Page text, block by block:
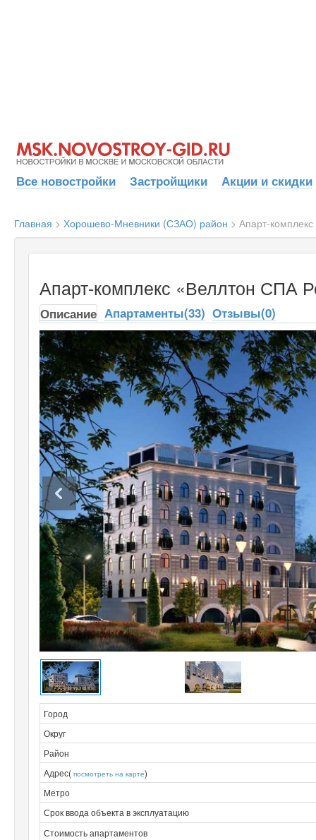
Все новостройки Застройщики Акции и скидки
Главная > Хорошево-Мневники (СЗАО) район > Апарт-
Апарт-комплекс «Веллтон СПА
Описание Апартаменты(33) Отзывы(0)
Город
Округ
Район
Адрес( посмотреть на карте)
Метро
Срок ввода объекта в эксплуатацию
Стоимость апартаментов